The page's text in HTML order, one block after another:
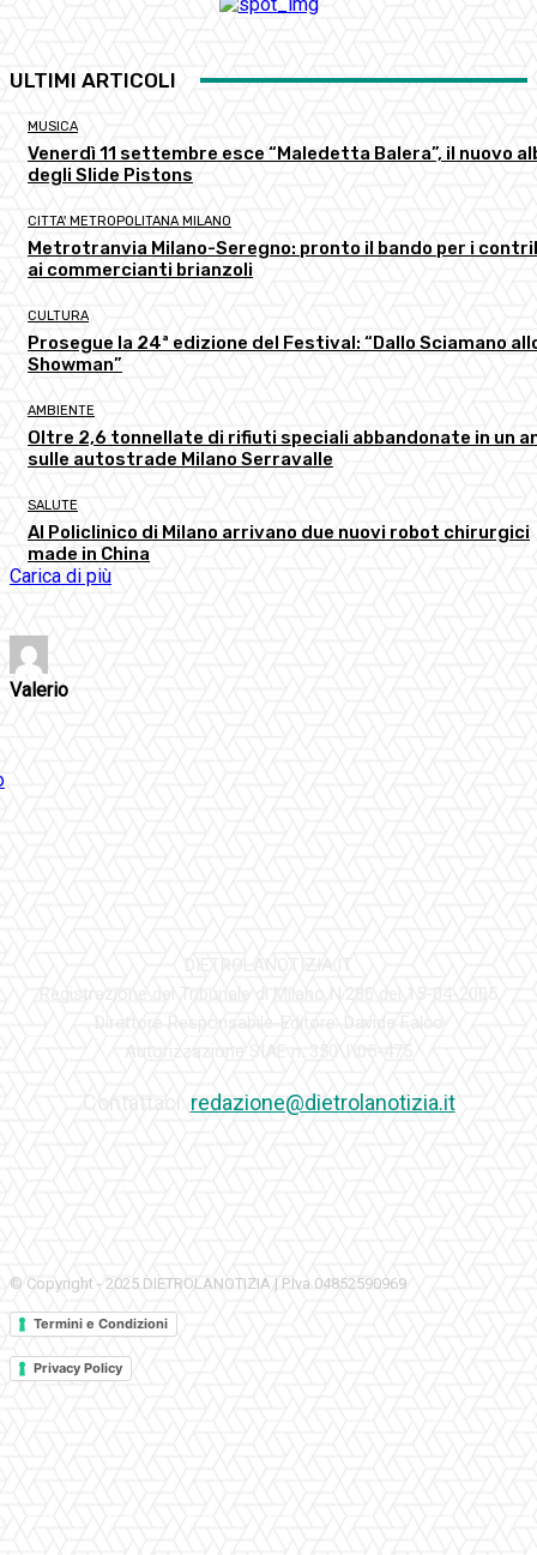
ULTIMI ARTICOLI
MUSICA
Venerdì 11 settembre esce “Maledetta Balera”, il nuovo
degli Slide Pistons
CITTA' METROPOLITANA MILANO
Metrotranvia Milano-Seregno: pronto il bando per i
ai commercianti brianzoli
CULTURA
Prosegue la 24ª edizione del Festival: “Dallo Sciamano
Showman”
AMBIENTE
Oltre 2,6 tonnellate di rifiuti speciali abbandonate in un
sulle autostrade Milano Serravalle
SALUTE
Al Policlinico di Milano arrivano due nuovi robot chirurgici
made in China
Carica di più
Valerio
redazione@dietrolanotizia.it
© Copyright - 2025 DIETROLANOTIZIA | P.Iva 04852590969
Termini e Condizioni
Privacy Policy